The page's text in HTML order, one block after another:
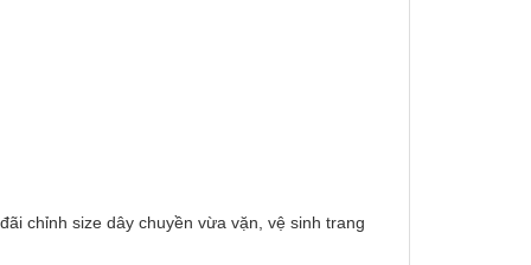
chỉnh size dây chuyền vừa vặn, vệ sinh trang